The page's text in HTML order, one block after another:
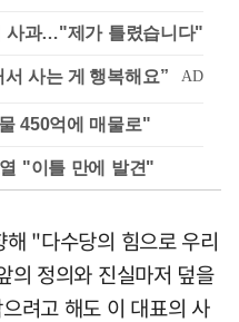
사과…"제가 틀렸습니다"
450억에 매물로"
"이틀 만에 발견"
"다수당의 힘으로 우리
의 정의와 진실마저 덮을
려고 해도 이 대표의 사